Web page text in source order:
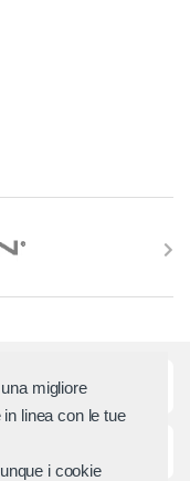
migliore
linea con le tue
i cookie